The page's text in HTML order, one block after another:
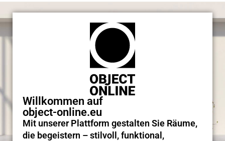
Willkommen auf
object-online.eu
Mit unserer Plattform gestalten Sie Räume,
die begeistern – stilvoll, funktional,